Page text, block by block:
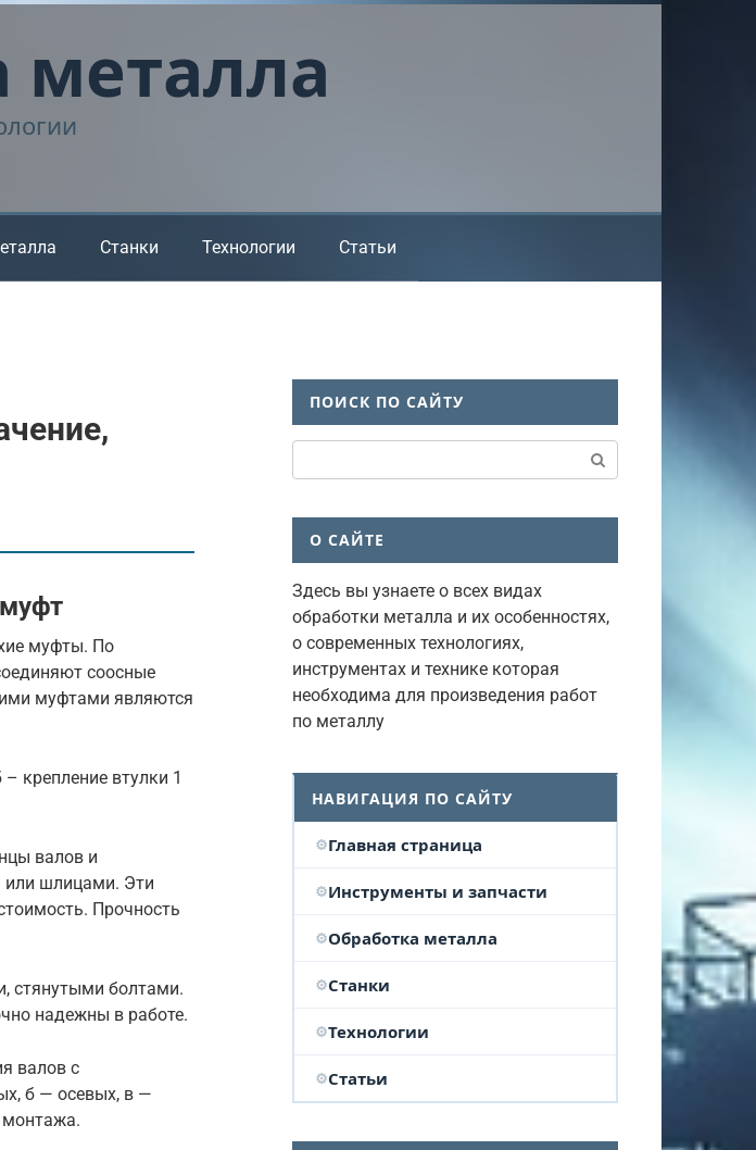
металла
Станки Технологии Статьи
муфты. По
соосные
муфтами являются
крепление втулки 1
валов и
или шлицами. Эти
Прочность
стянутыми болтами.
надежны в работе.
валов с
б — осевых, в —
монтажа.
ПОИСК ПО САЙТУ
О САЙТЕ
Здесь вы узнаете о всех видах
обработки металла и их особенностях,
о современных технологиях,
инструментах и технике которая
необходима для произведения работ
по металлу
НАВИГАЦИЯ ПО САЙТУ
Главная страница
Инструменты и запчасти
Обработка металла
Станки
Технологии
Статьи